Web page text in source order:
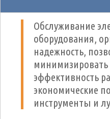
Обслуживание
оборудования,
надежность,
эффективность
экономические
инструменты и